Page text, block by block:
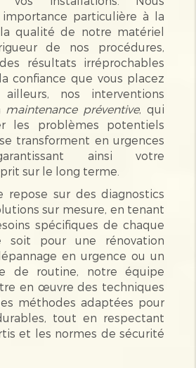
particulière à la
qualité de notre matériel
de nos procédures,
résultats irréprochables
confiance que vous placez
nos interventions
maintenance préventive, qui
les problèmes potentiels
transforment en urgences
ainsi votre
sur le long terme.
repose sur des diagnostics
sur mesure, en tenant
spécifiques de chaque
soit pour une rénovation
en urgence ou un
de routine, notre équipe
en œuvre des techniques
méthodes adaptées pour
tout en respectant
et les normes de sécurité